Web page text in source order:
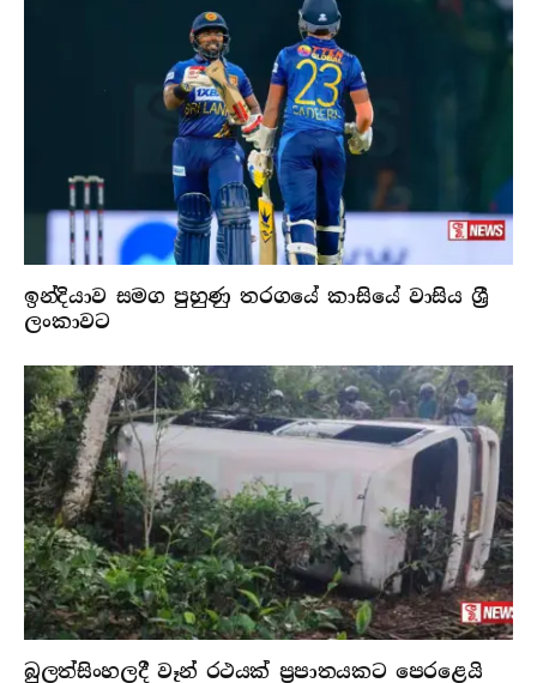
ඉන්දියාව සමග පුහුණු තරගයේ කාසියේ වාසිය ශ්‍රී
ලංකාවට
බුලත්සිංහලදී වෑන් රථයක් ප්‍රපාතයකට පෙරළෙයි